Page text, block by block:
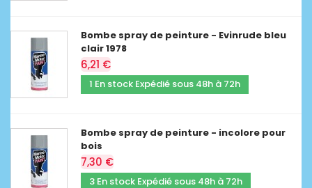
Bombe spray de peinture - Evinrude bleu
clair 1978
6,21 €
1 En stock Expédié sous 48h à 72h
Bombe spray de peinture - incolore pour
bois
7,30 €
3 En stock Expédié sous 48h à 72h